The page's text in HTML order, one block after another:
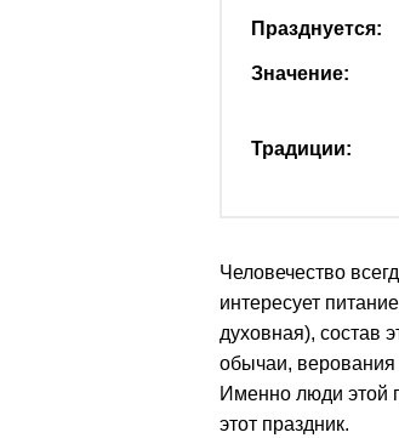
Празднуется:
Значение:
Традиции:
Человечество
интересует
духовная), состав
обычаи,
Именно люди этой
этот праздник.